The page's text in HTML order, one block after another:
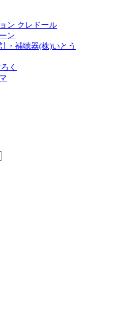
ン クレドール
ン
・補聴器(株)いとう
く